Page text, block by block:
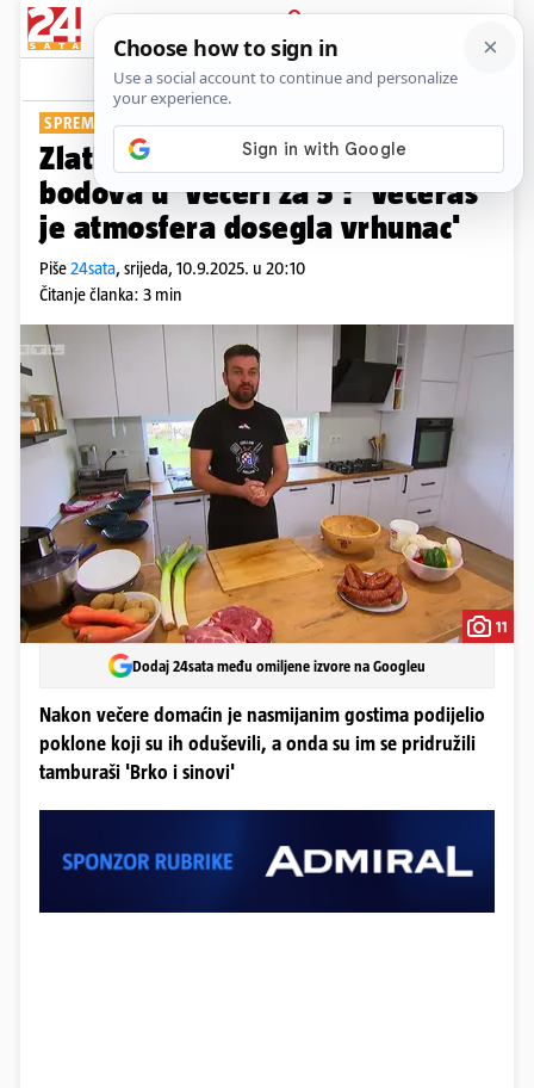
PRIJAVA
Show Komentari
SPREMIO IM 'MESNU BOMBU'
Zlatko osvojio maksimalni broj
bodova u 'Večeri za 5': 'Večeras
je atmosfera dosegla vrhunac'
Piše24sata, srijeda, 10.9.2025. u 20:10
Čitanje članka: 3 min
11
Dodaj 24sata među omiljene izvore na Googleu
Nakon večere domaćin je nasmijanim gostima podijelio
poklone koji su ih oduševili, a onda su im se pridružili
tamburaši 'Brko i sinovi'